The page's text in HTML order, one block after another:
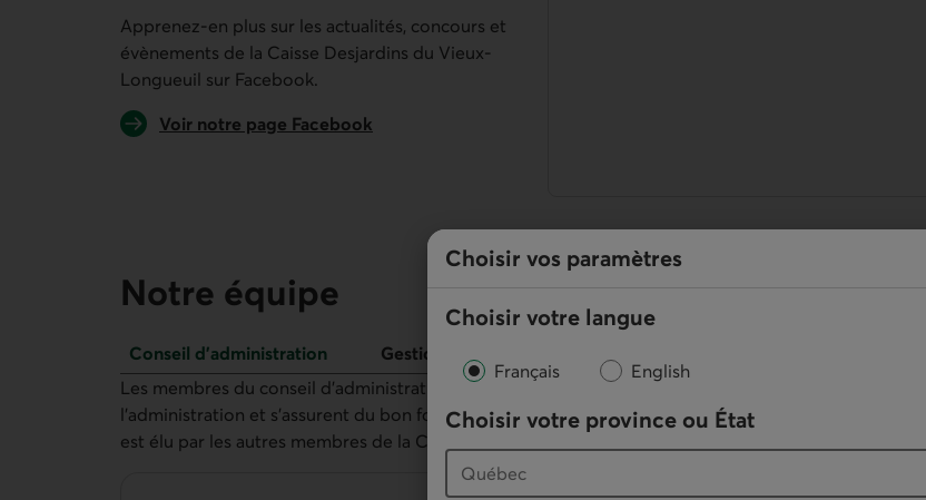
Choisir vos paramètres
Choisir votre langue
Français English
Choisir votre province ou État
Apprenez-en plus sur les actualités, concours et
évènements de la Caisse Desjardins du Vieux-
Longueuil sur Facebook.
Voir notre page Facebook
Lien externe au site.
Notre équipe
Conseil d’administration Gestionnaires
Conseil d’administration
Les membres du conseil d’administration sont des membres de la Caisse qui participent à
l'administration et s’assurent du bon fonctionnement de leur coopérative. Le conseil d’administration
est élu par les autres membres de la Caisse.